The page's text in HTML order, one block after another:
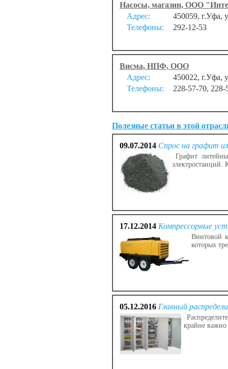
Насосы, магазин, ООО
Адрес:
450059, г.Уфа,
Телефоны:
292-12-53
Висма, НПФ, ООО
Адрес:
450022, г.Уфа,
Телефоны:
228-57-70, 228-
Полезные статьи в этой
09.07.2014 Спрос на графит
Графит
электростанций.
17.12.2014 Компрессорные
Винтовой
которых
05.12.2016 Главный
крайне важно